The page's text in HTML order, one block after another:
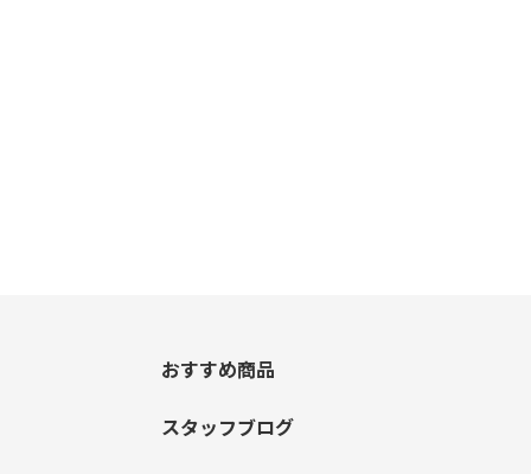
おすすめ商品
スタッフブログ